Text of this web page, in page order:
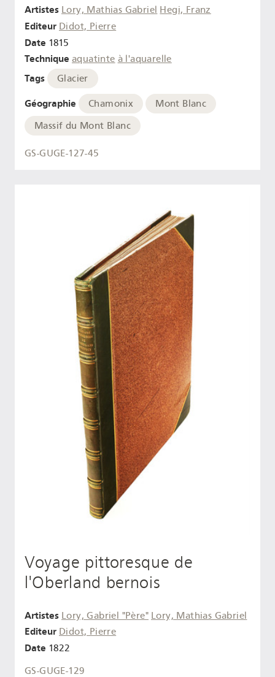
Artistes Lory, Mathias Gabriel Hegi, Franz
Editeur Didot, Pierre
Date 1815
Technique aquatinte à l'aquarelle
Tags Glacier
Géographie Chamonix
Mont Blanc
Massif du Mont Blanc
GS-GUGE-127-45
Voyage pittoresque de
l'Oberland bernois
Artistes Lory, Gabriel "Père" Lory, Mathias Gabriel
Editeur Didot, Pierre
Date 1822
GS-GUGE-129